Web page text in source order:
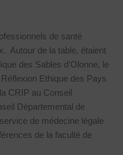
de santé
Autour de la table, étaient
des Sables d’Olonne, le
Ethique des Pays
CRIP au Conseil
Départemental de
de médecine légale
de la faculté de